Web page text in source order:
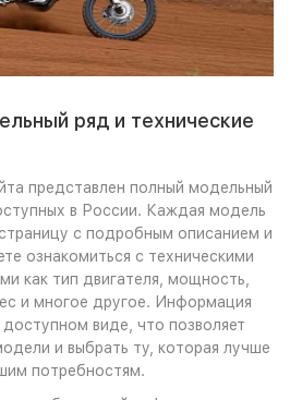
ряд и технические
представлен полный модельный
в России. Каждая модель
с подробным описанием и
ознакомиться с техническими
как тип двигателя, мощность,
и многое другое. Информация
виде, что позволяет
и выбрать ту, которая лучше
потребностям.